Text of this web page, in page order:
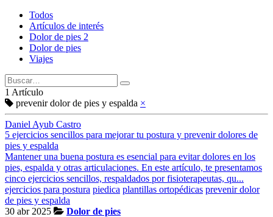
Todos
Artículos de interés
Dolor de pies 2
Dolor de pies
Viajes
1 Artículo
prevenir dolor de pies y espalda ×
Daniel Ayub Castro
5 ejercicios sencillos para mejorar tu postura y prevenir dolores de
pies y espalda
Mantener una buena postura es esencial para evitar dolores en los
pies, espalda y otras articulaciones. En este artículo, te presentamos
cinco ejercicios sencillos, respaldados por fisioterapeutas, qu...
ejercicios para postura piedica plantillas ortopédicas prevenir dolor
de pies y espalda
30 abr 2025
Dolor de pies